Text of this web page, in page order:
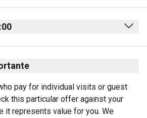
08:00 - 22:00
08:00 - 22:00
08:00 - 22:00
pay for individual visits or guest
this particular offer against your
it represents value for you. We